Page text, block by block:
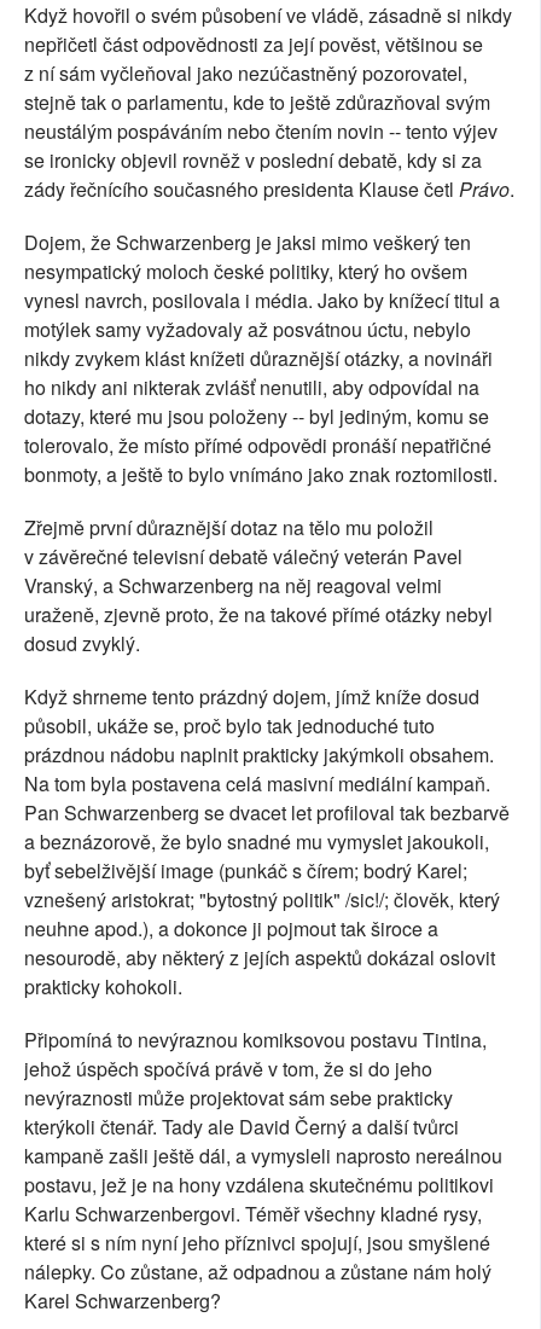
Když hovořil o svém působení ve vládě, zásadně si nikdy
nepřičetl část odpovědnosti za její pověst, většinou se
z ní sám vyčleňoval jako nezúčastněný pozorovatel,
stejně tak o parlamentu, kde to ještě zdůrazňoval svým
neustálým pospáváním nebo čtením novin -- tento výjev
se ironicky objevil rovněž v poslední debatě, kdy si za
zády řečnícího současného presidenta Klause četl Právo.
Dojem, že Schwarzenberg je jaksi mimo veškerý ten
nesympatický moloch české politiky, který ho ovšem
vynesl navrch, posilovala i média. Jako by knížecí titul a
motýlek samy vyžadovaly až posvátnou úctu, nebylo
nikdy zvykem klást knížeti důraznější otázky, a novináři
ho nikdy ani nikterak zvlášť nenutili, aby odpovídal na
dotazy, které mu jsou položeny -- byl jediným, komu se
tolerovalo, že místo přímé odpovědi pronáší nepatřičné
bonmoty, a ještě to bylo vnímáno jako znak roztomilosti.
Zřejmě první důraznější dotaz na tělo mu položil
v závěrečné televisní debatě válečný veterán Pavel
Vranský, a Schwarzenberg na něj reagoval velmi
uraženě, zjevně proto, že na takové přímé otázky nebyl
dosud zvyklý.
Když shrneme tento prázdný dojem, jímž kníže dosud
působil, ukáže se, proč bylo tak jednoduché tuto
prázdnou nádobu naplnit prakticky jakýmkoli obsahem.
Na tom byla postavena celá masivní mediální kampaň.
Pan Schwarzenberg se dvacet let profiloval tak bezbarvě
a beznázorově, že bylo snadné mu vymyslet jakoukoli,
byť sebelživější image (punkáč s čírem; bodrý Karel;
vznešený aristokrat; "bytostný politik" /sic!/; člověk, který
neuhne apod.), a dokonce ji pojmout tak široce a
nesourodě, aby některý z jejích aspektů dokázal oslovit
prakticky kohokoli.
Připomíná to nevýraznou komiksovou postavu Tintina,
jehož úspěch spočívá právě v tom, že si do jeho
nevýraznosti může projektovat sám sebe prakticky
kterýkoli čtenář. Tady ale David Černý a další tvůrci
kampaně zašli ještě dál, a vymysleli naprosto nereálnou
postavu, jež je na hony vzdálena skutečnému politikovi
Karlu Schwarzenbergovi. Téměř všechny kladné rysy,
které si s ním nyní jeho příznivci spojují, jsou smyšlené
nálepky. Co zůstane, až odpadnou a zůstane nám holý
Karel Schwarzenberg?